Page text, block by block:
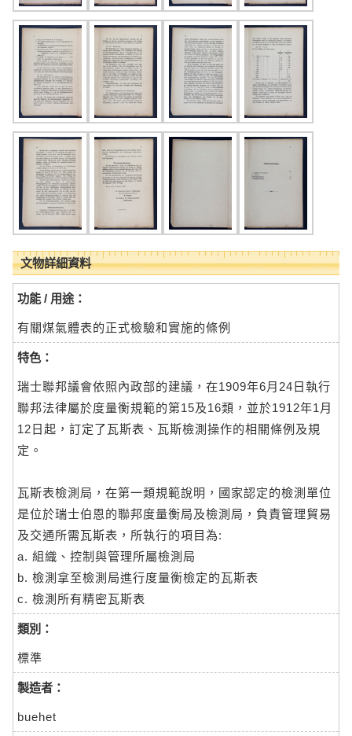
文物詳細資料
功能 / 用途：
有關煤氣體表的正式檢驗和實施的條例
特色：
瑞士聯邦議會依照內政部的建議，在1909年6月24日執行
聯邦法律屬於度量衡規範的第15及16類，並於1912年1月
12日起，訂定了瓦斯表、瓦斯檢測操作的相關條例及規
定。
瓦斯表檢測局，在第一類規範說明，國家認定的檢測單位
是位於瑞士伯恩的聯邦度量衡局及檢測局，負責管理貿易
及交通所需瓦斯表，所執行的項目為:
a. 組織、控制與管理所屬檢測局
b. 檢測拿至檢測局進行度量衡檢定的瓦斯表
c. 檢測所有精密瓦斯表
類別：
標準
製造者：
buehet